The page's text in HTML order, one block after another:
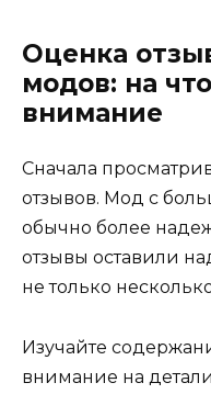
Оценка
модов: на
внимание
Сначала
отзывов. Мод с
обычно более
отзывы оставили
не только
Изучайте
внимание на